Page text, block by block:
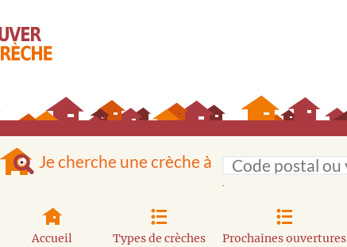
Je cherche une crèche à
Accueil Types de crèches Prochaines ouvertures